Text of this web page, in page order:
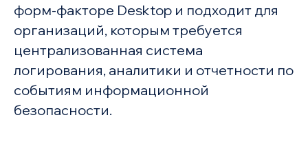
форм-факторе Desktop и подходит для
организаций, которым требуется
централизованная система
логирования, аналитики и отчетности по
событиям информационной
безопасности.